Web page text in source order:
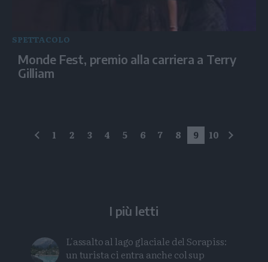
SPETTACOLO
Monde Fest, premio alla carriera a Terry
Gilliam
precedente
1 2 3 4 5 6 7 8 9 10
I più letti
L'assalto al lago glaciale del Sorapiss:
un turista ci entra anche col sup